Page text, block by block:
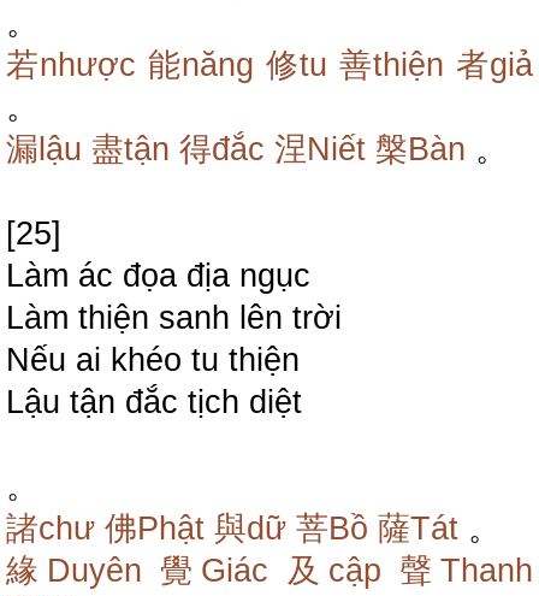
。
若nhược 能năng 修tu 善thiện 者giả
。
漏lậu 盡tận 得đắc 涅Niết 槃Bàn 。
[25]
Làm ác đọa địa ngục
Làm thiện sanh lên trời
Nếu ai khéo tu thiện
Lậu tận đắc tịch diệt
。
諸chư 佛Phật 與dữ 菩Bồ 薩Tát 。
緣Duyên 覺Giác 及cập 聲Thanh